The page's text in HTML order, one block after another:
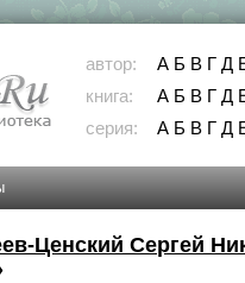
автор: А Б В Г Д
книга:
А Б В Г Д
серия:
А Б В Г Д
Ценский Сергей